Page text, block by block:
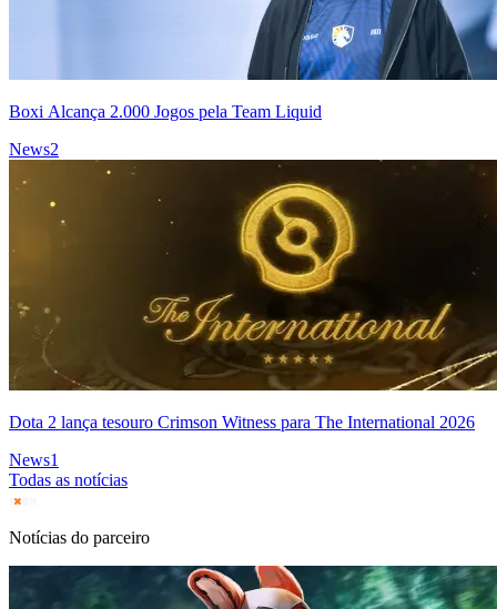
Boxi Alcança 2.000 Jogos pela Team Liquid
News2
Dota 2 lança tesouro Crimson Witness para The International 2026
News1
Todas as notícias
Notícias do parceiro